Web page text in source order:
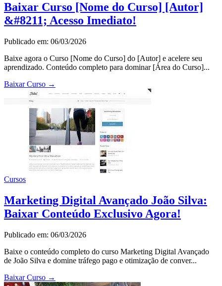
Baixar Curso [Nome do Curso] [Autor]
&#8211; Acesso Imediato!
Publicado em: 06/03/2026
Baixe agora o Curso [Nome do Curso] do [Autor] e acelere seu
aprendizado. Conteúdo completo para dominar [Área do Curso]...
Baixar Curso →
Cursos
Marketing Digital Avançado João Silva:
Baixar Conteúdo Exclusivo Agora!
Publicado em: 06/03/2026
Baixe o conteúdo completo do curso Marketing Digital Avançado
de João Silva e domine tráfego pago e otimização de conver...
Baixar Curso →